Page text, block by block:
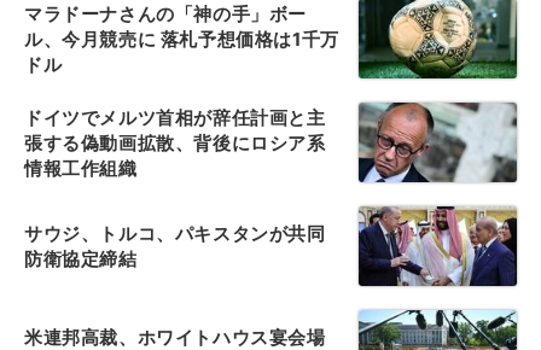
マラドーナさんの「神の手」ボー
ル、今月競売に 落札予想価格は1千万
ドル
ドイツでメルツ首相が辞任計画と主
張する偽動画拡散、背後にロシア系
情報工作組織
サウジ、トルコ、パキスタンが共同
防衛協定締結
米連邦高裁、ホワイトハウス宴会場